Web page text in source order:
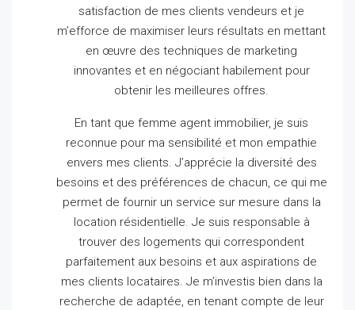
satisfaction de mes clients vendeurs et je
m’efforce de maximiser leurs résultats en mettant
en œuvre des techniques de marketing
innovantes et en négociant habilement pour
obtenir les meilleures offres.
En tant que femme agent immobilier, je suis
reconnue pour ma sensibilité et mon empathie
envers mes clients. J’apprécie la diversité des
besoins et des préférences de chacun, ce qui me
permet de fournir un service sur mesure dans la
location résidentielle. Je suis responsable à
trouver des logements qui correspondent
parfaitement aux besoins et aux aspirations de
mes clients locataires. Je m’investis bien dans la
recherche de adaptée, en tenant compte de leur